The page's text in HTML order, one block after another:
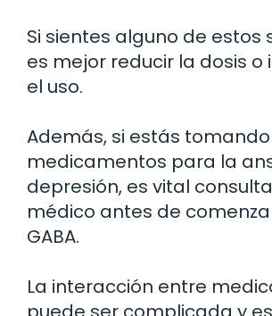
Si sientes alguno de estos
es mejor reducir la dosis
el uso.
Además, si estás tomando
medicamentos para la
depresión, es vital
médico antes de
GABA.
La interacción entre